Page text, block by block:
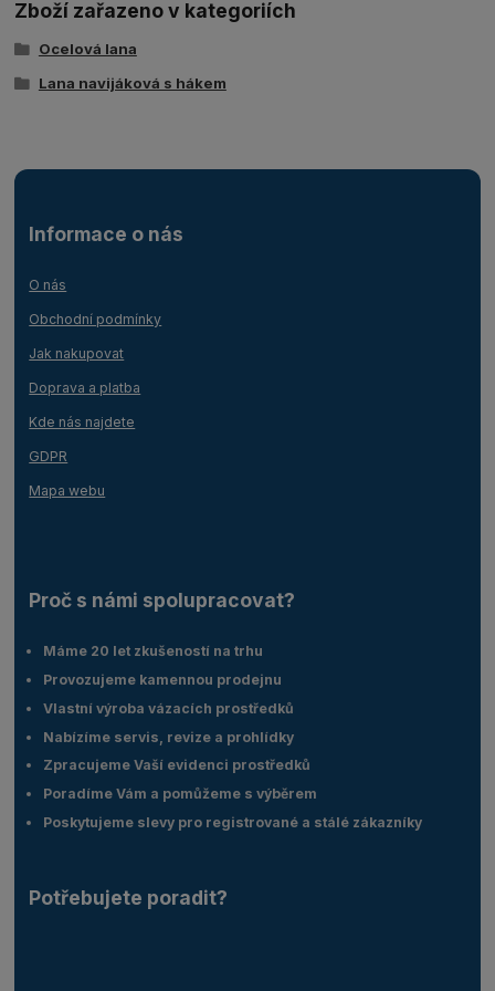
Zboží zařazeno v kategoriích
Ocelová lana
Lana navijáková s hákem
Informace o nás
O nás
Obchodní podmínky
Jak nakupovat
Doprava a platba
Kde nás najdete
GDPR
Mapa webu
Proč s námi spolupracovat?
Máme 20 let zkušeností na trhu
Provozujeme kamennou prodejnu
Vlastní výroba vázacích prostředků
Nabízíme servis, revize a prohlídky
Zpracujeme Vaší evidenci prostředků
Poradíme Vám a pomůžeme s výběrem
Poskytujeme slevy pro registrované a stálé zákazníky
Potřebujete poradit?